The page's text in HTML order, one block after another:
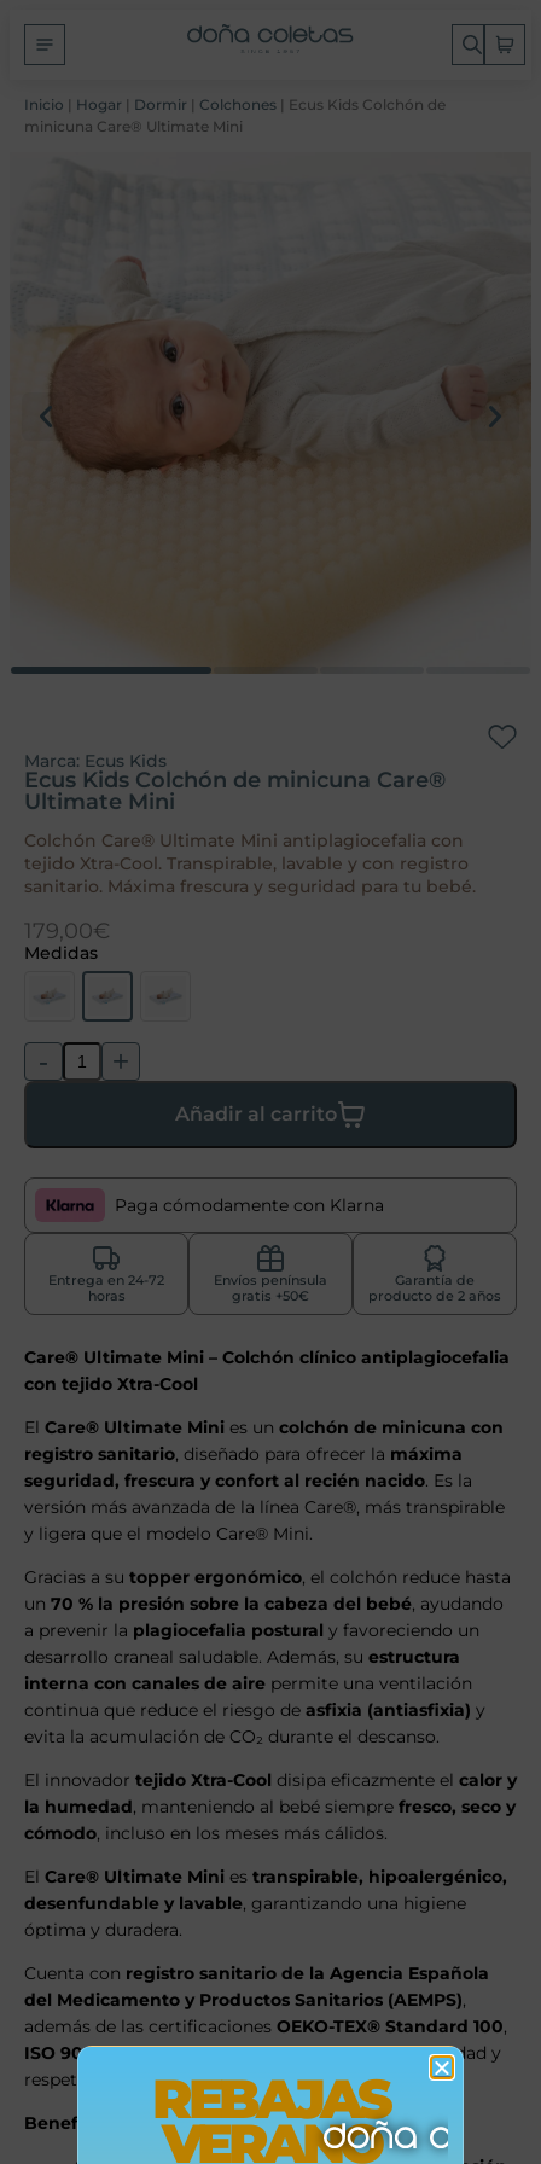
Inicio | Hogar | Dormir | Colchones | Ecus Kids Colchón de
minicuna Care® Ultimate Mini
Marca: Ecus Kids
Ecus Kids Colchón de minicuna Care®
Ultimate Mini
Colchón Care® Ultimate Mini antiplagiocefalia con
tejido Xtra-Cool. Transpirable, lavable y con registro
sanitario. Máxima frescura y seguridad para tu bebé.
179,00€
Medidas
- +
Añadir al carrito
Paga cómodamente con Klarna
Entrega en 24-72
horas
Envíos península
gratis +50€
Garantía de
producto de 2 años
Care® Ultimate Mini – Colchón clínico antiplagiocefalia
con tejido Xtra-Cool
El Care® Ultimate Mini es un colchón de minicuna con
registro sanitario, diseñado para ofrecer la máxima
seguridad, frescura y confort al recién nacido. Es la
versión más avanzada de la línea Care®, más transpirable
y ligera que el modelo Care® Mini.
Gracias a su topper ergonómico, el colchón reduce hasta
un 70 % la presión sobre la cabeza del bebé, ayudando
a prevenir la plagiocefalia postural y favoreciendo un
desarrollo craneal saludable. Además, su estructura
interna con canales de aire permite una ventilación
continua que reduce el riesgo de asfixia (antiasfixia) y
evita la acumulación de CO₂ durante el descanso.
El innovador tejido Xtra-Cool disipa eficazmente el calor y
la humedad, manteniendo al bebé siempre fresco, seco y
cómodo, incluso en los meses más cálidos.
El Care® Ultimate Mini es transpirable, hipoalergénico,
desenfundable y lavable, garantizando una higiene
óptima y duradera.
Cuenta con registro sanitario de la Agencia Española
del Medicamento y Productos Sanitarios (AEMPS),
además de las certificaciones OEKO-TEX® Standard 100,
ISO 9001eISO 14001, que avalan su calidad, seguridad y
respeto medioambiental.
Beneficios principales:REBAJAS
VERANO